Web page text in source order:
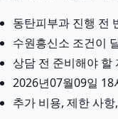
동탄피부과 진행 전
수원흥신소 조건이
상담 전 준비해야 할
2026년07월09일 18
추가 비용, 제한 사